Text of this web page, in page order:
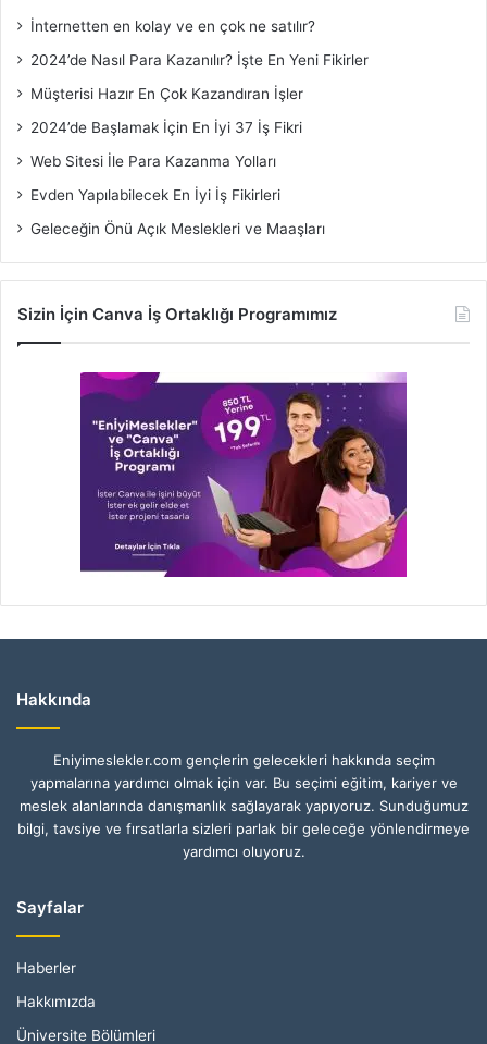
İnternetten en kolay ve en çok ne satılır?
2024’de Nasıl Para Kazanılır? İşte En Yeni Fikirler
Müşterisi Hazır En Çok Kazandıran İşler
2024’de Başlamak İçin En İyi 37 İş Fikri
Web Sitesi İle Para Kazanma Yolları
Evden Yapılabilecek En İyi İş Fikirleri
Geleceğin Önü Açık Meslekleri ve Maaşları
Sizin İçin Canva İş Ortaklığı Programımız
Hakkında
Eniyimeslekler.com gençlerin gelecekleri hakkında seçim
yapmalarına yardımcı olmak için var. Bu seçimi eğitim, kariyer ve
meslek alanlarında danışmanlık sağlayarak yapıyoruz. Sunduğumuz
bilgi, tavsiye ve fırsatlarla sizleri parlak bir geleceğe yönlendirmeye
yardımcı oluyoruz.
Sayfalar
Haberler
Hakkımızda
Üniversite Bölümleri